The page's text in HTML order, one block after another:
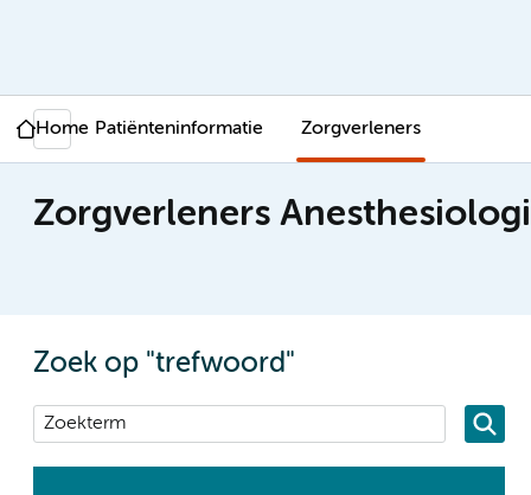
Home Patiënteninformatie Zorgverleners
Zorgverleners
Zoek op "trefwoord"